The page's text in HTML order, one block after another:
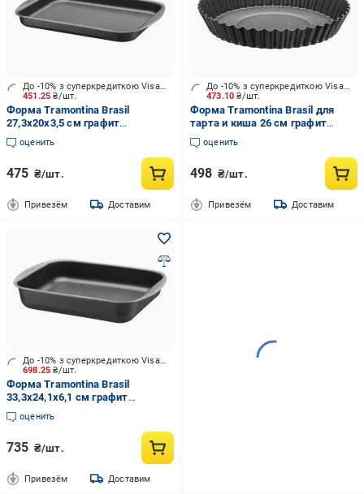
451.25₴/шт.
До -10% з суперкредиткою Visa Вигода
Форма Tramontina Brasil
27,3x20x3,5 см графит
(20053/022)
оценить
475 ₴/шт.
Привезём Доставим
473.10₴/шт.
До -10% з суперкредиткою Visa Вигода
Форма Tramontina Brasil для
тарта и киша 26 см графит
(20056/026)
оценить
498 ₴/шт.
Привезём Доставим
698.25₴/шт.
До -10% з суперкредиткою Visa Вигода
Форма Tramontina Brasil
33,3x24,1x6,1 см графит
(20051/028)
оценить
735 ₴/шт.
Привезём Доставим